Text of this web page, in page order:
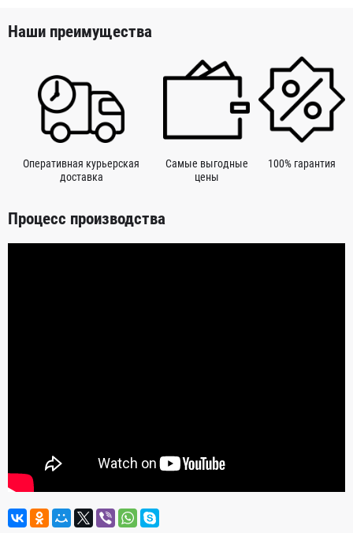
Наши преимущества
Оперативная курьерская
доставка
Самые выгодные
цены
100% гарантия
Процесс производства